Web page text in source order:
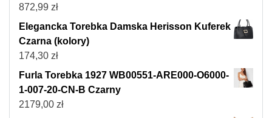
872,99 zł
Elegancka Torebka Damska Herisson Kuferek
Czarna (kolory)
174,30 zł
Furla Torebka 1927 WB00551-ARE000-O6000-
1-007-20-CN-B Czarny
2179,00 zł